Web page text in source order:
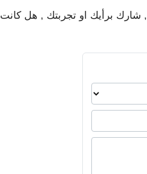
, شارك برأيك او تجربتك , هل كانت